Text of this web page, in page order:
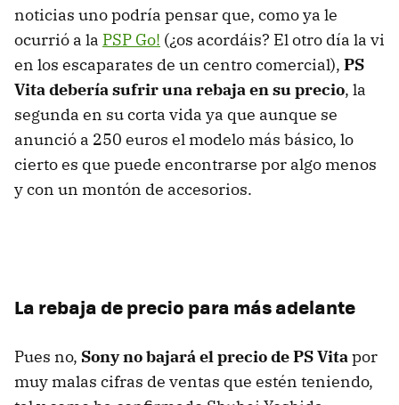
noticias uno podría pensar que, como ya le
ocurrió a la PSP Go! (¿os acordáis? El otro día la vi
en los escaparates de un centro comercial), PS
Vita debería sufrir una rebaja en su precio, la
segunda en su corta vida ya que aunque se
anunció a 250 euros el modelo más básico, lo
cierto es que puede encontrarse por algo menos
y con un montón de accesorios.
La rebaja de precio para más adelante
Pues no, Sony no bajará el precio de PS Vitapor
muy malas cifras de ventas que estén teniendo,